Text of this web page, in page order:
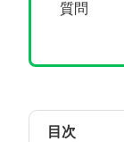
質問
目次